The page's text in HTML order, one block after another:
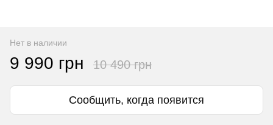
Нет в наличии
9 990 грн 10 490 грн
Сообщить, когда появится